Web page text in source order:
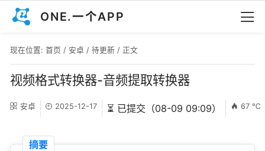
ONE.一个APP
现在位置: 首页 / 安卓 / 待更新 / 正文
视频格式转换器-音频提取转换器
安卓 2025-12-17 ⏳ 已提交（08-09 09:09） 67 ℃
摘要